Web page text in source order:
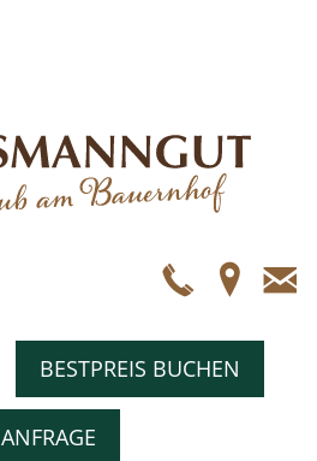
BESTPREIS BUCHEN
ANFRAGE